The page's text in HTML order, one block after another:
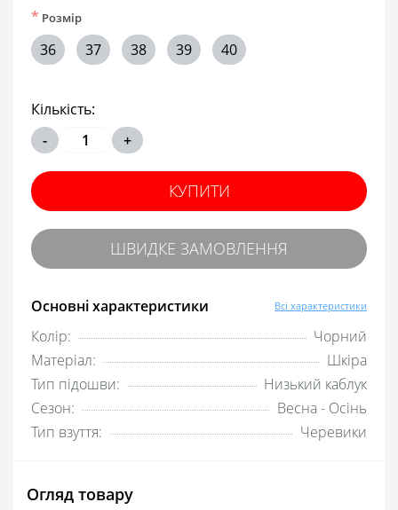
Основні характеристики Всі характеристики
Колір:
Чорний
Матеріал:
Шкіра
Тип підошви:
Низький каблук
Сезон:
Весна - Осінь
Тип взуття:
Черевики
* Розмір
36 37 38 39 40
Кількість:
-
+
КУПИТИ
ШВИДКЕ ЗАМОВЛЕННЯ
Огляд товару